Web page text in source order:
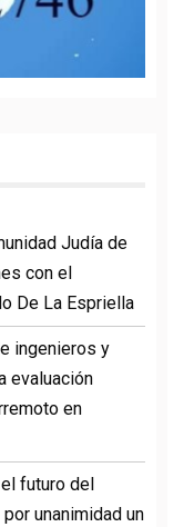
Judía de
con el
De La Espriella
ingenieros y
evaluación
en
futuro del
unanimidad un